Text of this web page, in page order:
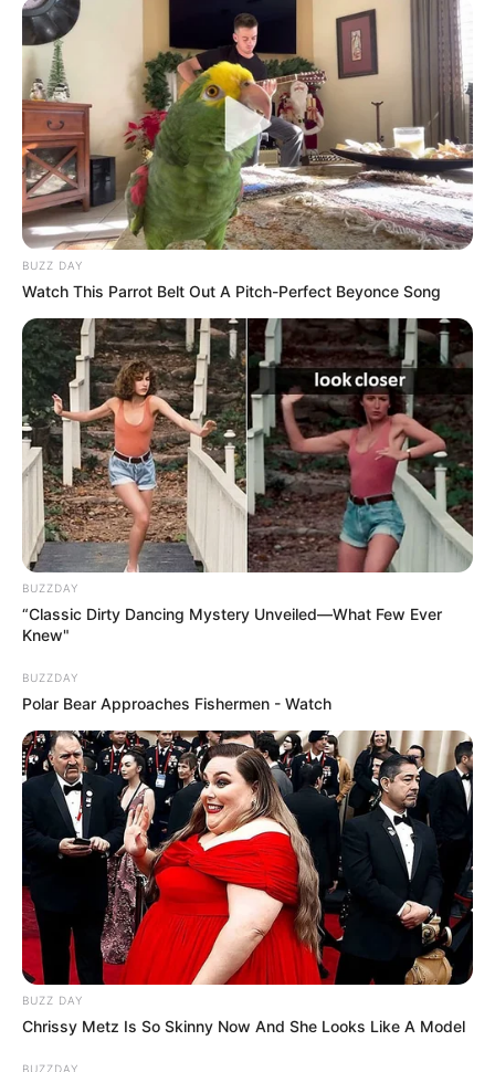
BUZZ DAY
Watch This Parrot Belt Out A Pitch-Perfect Beyonce Song
BUZZDAY
“Classic Dirty Dancing Mystery Unveiled—What Few Ever
Knew"
BUZZDAY
Polar Bear Approaches Fishermen - Watch
BUZZ DAY
Chrissy Metz Is So Skinny Now And She Looks Like A Model
BUZZDAY